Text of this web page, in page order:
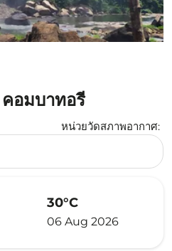
อมบาทอรี่
หน่วยวัดสภาพอากาศ:
Selected
30°C
06 Aug 2026